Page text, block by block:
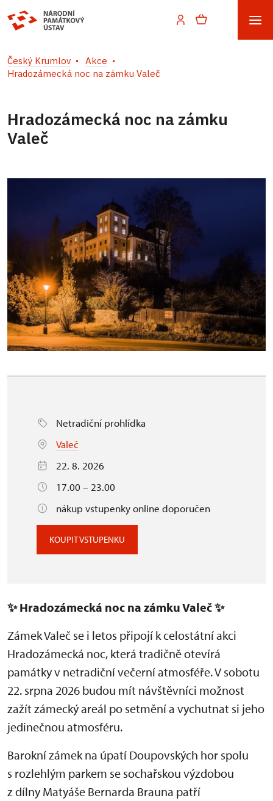
Český Krumlov
Akce
Hradozámecká noc na zámku Valeč
Hradozámecká noc na zámku
Valeč
Netradiční prohlídka
Valeč
22. 8. 2026
17.00 – 23.00
nákup vstupenky online doporučen
KOUPIT VSTUPENKU
✨Hradozámecká noc na zámku Valeč✨
Zámek Valeč se i letos připojí k celostátní akci
Hradozámecká noc, která tradičně otevírá
památky v netradiční večerní atmosféře. V sobotu
22. srpna 2026 budou mít návštěvníci možnost
zažít zámecký areál po setmění a vychutnat si jeho
jedinečnou atmosféru.
Barokní zámek na úpatí Doupovských hor spolu
s rozlehlým parkem se sochařskou výzdobou
z dílny Matyáše Bernarda Brauna patří